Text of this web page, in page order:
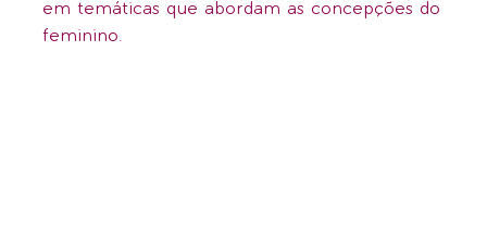
em temáticas que abordam as concepções do
feminino.